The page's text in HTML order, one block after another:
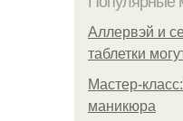
Аллервэй и
таблетки
Мастер-
маникюра